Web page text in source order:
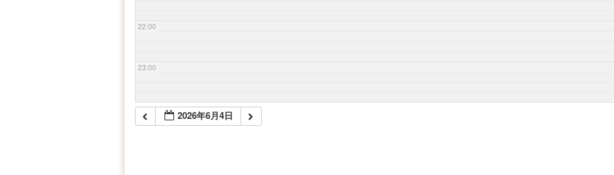
22:00
23:00
2026年6月4日